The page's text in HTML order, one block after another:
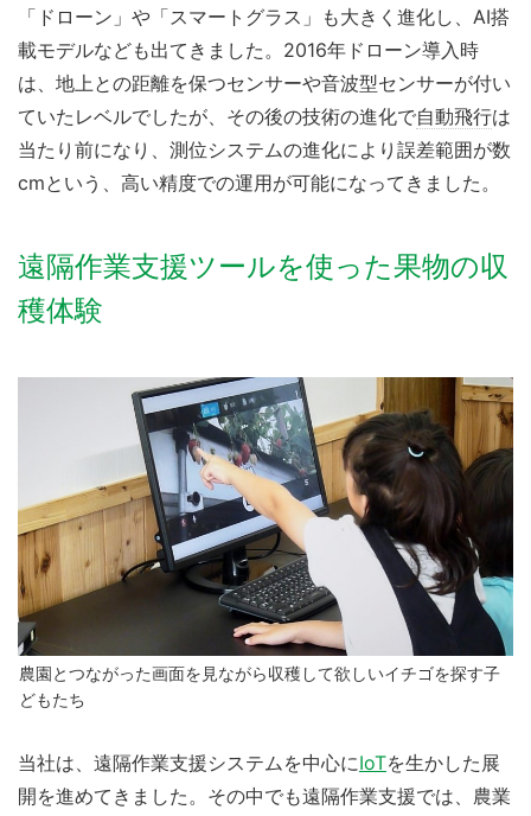
「ドローン」や「スマートグラス」も大きく進化し、AI搭
載モデルなども出てきました。2016年ドローン導入時
は、地上との距離を保つセンサーや音波型センサーが付い
ていたレベルでしたが、その後の技術の進化で自動飛行は
当たり前になり、測位システムの進化により誤差範囲が数
cmという、高い精度での運用が可能になってきました。
遠隔作業支援ツールを使った果物の収
穫体験
農園とつながった画面を見ながら収穫して欲しいイチゴを探す子
どもたち
当社は、遠隔作業支援システムを中心にIoTを生かした展
開を進めてきました。その中でも遠隔作業支援では、農業